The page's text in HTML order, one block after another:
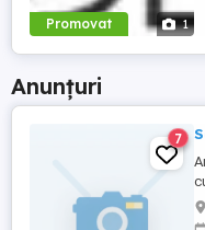
Promovat 1
Anunțuri
7